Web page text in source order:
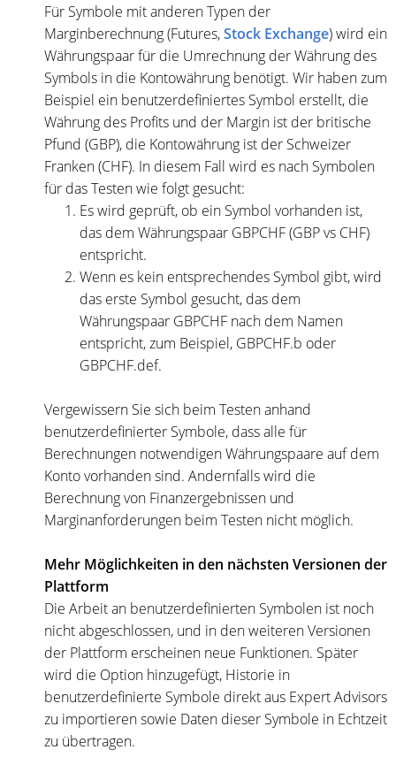
Für Symbole mit anderen Typen der
Marginberechnung (Futures,Stock Exchange) wird ein
Währungspaar für die Umrechnung der Währung des
Symbols in die Kontowährung benötigt. Wir haben zum
Beispiel ein benutzerdefiniertes Symbol erstellt, die
Währung des Profits und der Margin ist der britische
Pfund (GBP), die Kontowährung ist der Schweizer
Franken (CHF). In diesem Fall wird es nach Symbolen
für das Testen wie folgt gesucht:
Es wird geprüft, ob ein Symbol vorhanden ist,
das dem Währungspaar GBPCHF (GBP vs CHF)
entspricht.
Wenn es kein entsprechendes Symbol gibt, wird
das erste Symbol gesucht, das dem
Währungspaar GBPCHF nach dem Namen
entspricht, zum Beispiel, GBPCHF.b oder
GBPCHF.def.
Vergewissern Sie sich beim Testen anhand
benutzerdefinierter Symbole, dass alle für
Berechnungen notwendigen Währungspaare auf dem
Konto vorhanden sind. Andernfalls wird die
Berechnung von Finanzergebnissen und
Marginanforderungen beim Testen nicht möglich.
Mehr Möglichkeiten in den nächsten Versionen der
Plattform
Die Arbeit an benutzerdefinierten Symbolen ist noch
nicht abgeschlossen, und in den weiteren Versionen
der Plattform erscheinen neue Funktionen. Später
wird die Option hinzugefügt, Historie in
benutzerdefinierte Symbole direkt aus Expert Advisors
zu importieren sowie Daten dieser Symbole in Echtzeit
zu übertragen.